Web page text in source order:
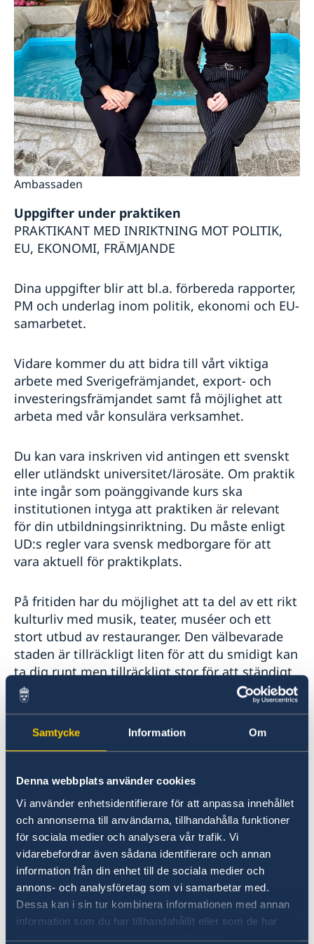
Samtycke Information Om
Denna webbplats använder cookies
Vi använder enhetsidentifierare för att anpassa innehållet
och annonserna till användarna, tillhandahålla funktioner
för sociala medier och analysera vår trafik. Vi
vidarebefordrar även sådana identifierare och annan
information från din enhet till de sociala medier och
annons- och analysföretag som vi samarbetar med.
Dessa kan i sin tur kombinera informationen med annan
information som du har tillhandahållit eller som de har
samlat in när du har använt deras tjänster.
Ambassaden stängd
Nyhetsbrev - Svenskar i världen
Ambassaden
Uppgifter under praktiken
PRAKTIKANT MED INRIKTNING MOT POLITIK,
EU, EKONOMI, FRÄMJANDE
Dina uppgifter blir att bl.a. förbereda rapporter,
PM och underlag inom politik, ekonomi och EU-
samarbetet.
Vidare kommer du att bidra till vårt viktiga
arbete med Sverigefrämjandet, export- och
investeringsfrämjandet samt få möjlighet att
arbeta med vår konsulära verksamhet.
Du kan vara inskriven vid antingen ett svenskt
eller utländskt universitet/lärosäte. Om praktik
inte ingår som poänggivande kurs ska
institutionen intyga att praktiken är relevant
för din utbildningsinriktning. Du måste enligt
UD:s regler vara svensk medborgare för att
vara aktuell för praktikplats.
På fritiden har du möjlighet att ta del av ett rikt
kulturliv med musik, teater, muséer och ett
stort utbud av restauranger. Den välbevarade
staden är tillräckligt liten för att du smidigt kan
ta dig runt men tillräckligt stor för att ständigt
upptäcka nya platser. Stadens många och fina
grönområden är ytterligare ett dragplåster.
Ambassaden tar enbart emot praktikanter för
att ambassaden inte ersätter bostads-, rese-
eller försäkringskostnader men vi kan hjälpa till
att hitta lämplig bostad.
Din bakgrund och kompetens
Ambassaden har inga formella krav på vilken
inriktning du har på dina studier. Men mycket
av det vi arbetar med rör statsvetenskap,
ekonomi, offentlig förvaltning och